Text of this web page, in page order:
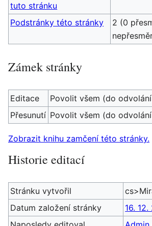
tuto stránku
Podstránky této stránky
2 (0
Zámek stránky
Editace
Povolit všem (do
Přesunutí Povolit všem (do
Zobrazit knihu zamčení této stránky.
Historie editací
Stránku vytvořil
Datum založení stránky
16.